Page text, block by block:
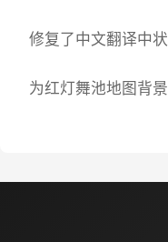
修复了中文翻译中
为红灯舞池地图背